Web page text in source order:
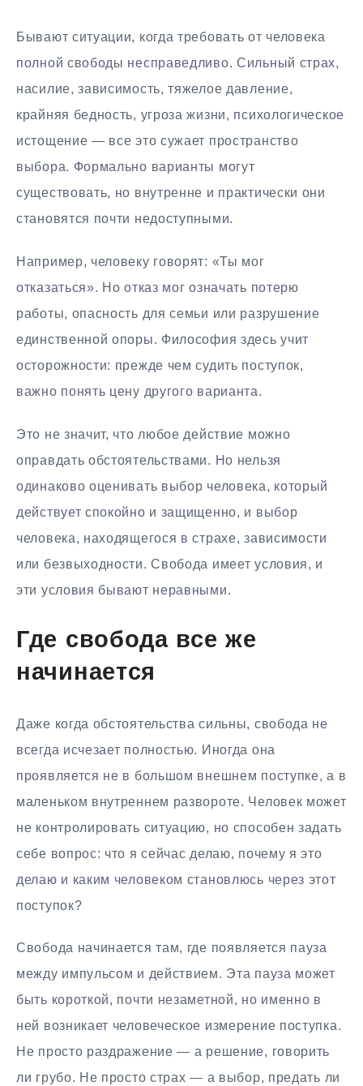
Бывают ситуации, когда требовать от человека
полной свободы несправедливо. Сильный страх,
насилие, зависимость, тяжелое давление,
крайняя бедность, угроза жизни, психологическое
истощение — все это сужает пространство
выбора. Формально варианты могут
существовать, но внутренне и практически они
становятся почти недоступными.
Например, человеку говорят: «Ты мог
отказаться». Но отказ мог означать потерю
работы, опасность для семьи или разрушение
единственной опоры. Философия здесь учит
осторожности: прежде чем судить поступок,
важно понять цену другого варианта.
Это не значит, что любое действие можно
оправдать обстоятельствами. Но нельзя
одинаково оценивать выбор человека, который
действует спокойно и защищенно, и выбор
человека, находящегося в страхе, зависимости
или безвыходности. Свобода имеет условия, и
эти условия бывают неравными.
Где свобода все же
начинается
Даже когда обстоятельства сильны, свобода не
всегда исчезает полностью. Иногда она
проявляется не в большом внешнем поступке, а в
маленьком внутреннем развороте. Человек может
не контролировать ситуацию, но способен задать
себе вопрос: что я сейчас делаю, почему я это
делаю и каким человеком становлюсь через этот
поступок?
Свобода начинается там, где появляется пауза
между импульсом и действием. Эта пауза может
быть короткой, почти незаметной, но именно в
ней возникает человеческое измерение поступка.
Не просто раздражение — а решение, говорить
ли грубо. Не просто страх — а выбор, предать ли